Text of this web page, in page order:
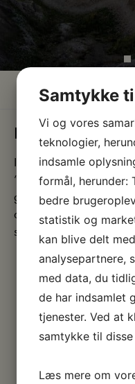
Hjem»Viden»Fossiler
DANEKRÆ
Inspireret af loven om
”danekræ” som
genstande af
danefæ tilhører danekræ
statens naturhistoriske
Sjældne eller meget
dyr og planter).
Hele dyreskeletter,
hele kranier eller
herefter.
Mineraler med
eller form.
Samtykke
Vi og vores
teknologier,
indsamle
formål, herunder:
bedre
statistik og
kan blive delt
analysepartnere,
med data, du
de har indsamlet
tjenester. Ved at
samtykke til
Læs mere om